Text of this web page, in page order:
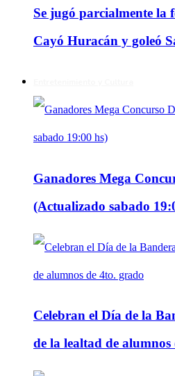
Se jugó parcialmente la
Cayó Huracán y goleó
Ganadores Mega
(Actualizado sabado
Celebran el Día de la
de la lealtad de